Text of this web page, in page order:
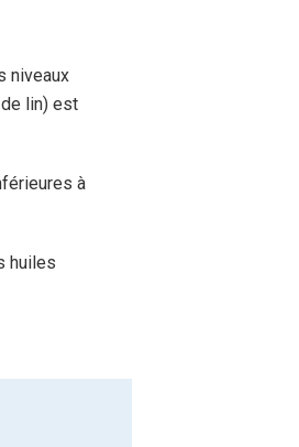
niveaux
lin) est
à
huiles